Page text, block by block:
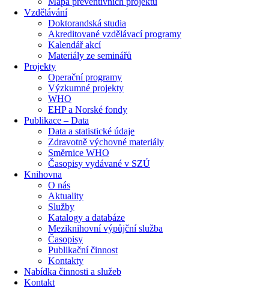
Vzdělávání
Doktorandská studia
Akreditované vzdělávací programy
Kalendář akcí
Materiály ze seminářů
Projekty
Operační programy
Výzkumné projekty
WHO
EHP a Norské fondy
Publikace – Data
Data a statistické údaje
Zdravotně výchovné materiály
Směrnice WHO
Časopisy vydávané v SZÚ
Knihovna
O nás
Aktuality
Služby
Katalogy a databáze
Meziknihovní výpůjční služba
Časopisy
Publikační činnost
Kontakty
Nabídka činnosti a služeb
Kontakt